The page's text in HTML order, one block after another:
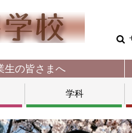
生の皆さまへ
学科